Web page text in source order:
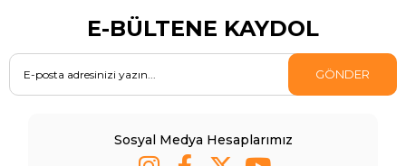
E-BÜLTENE KAYDOL
GÖNDER
Sosyal Medya Hesaplarımız